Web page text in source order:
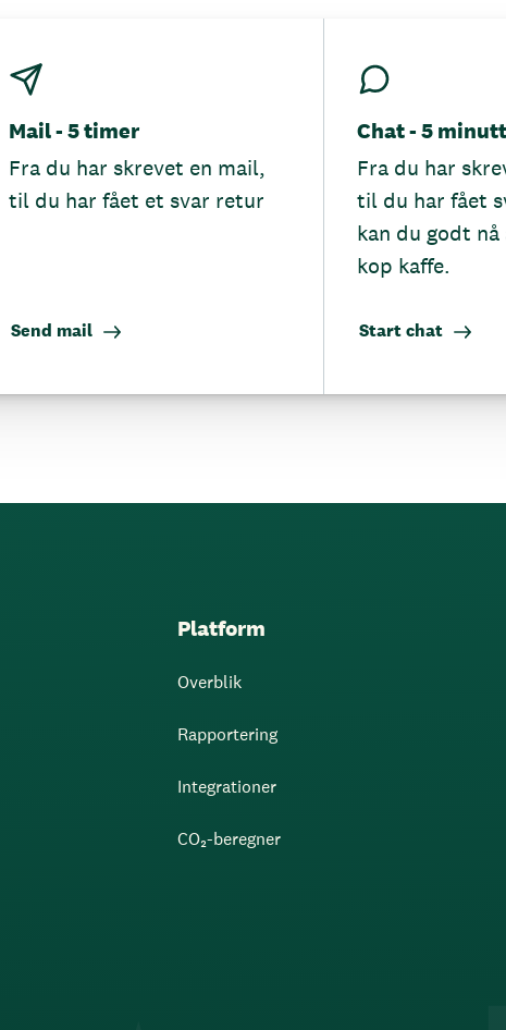
Mail - 5 timer
Fra du har skrevet en mail,
til du har fået et svar retur
Send mail
Chat - 5
Fra du har
til du har fået
kan du godt nå
kop kaffe.
Start chat
Platform
Overblik
Rapportering
Integrationer
CO₂-beregner